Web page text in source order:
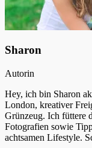
Sharon
Autorin
Hey, ich bin Sharon
London, kreativer
Grünzeug. Ich füttere
Fotografien sowie
achtsamen Lifestyle.